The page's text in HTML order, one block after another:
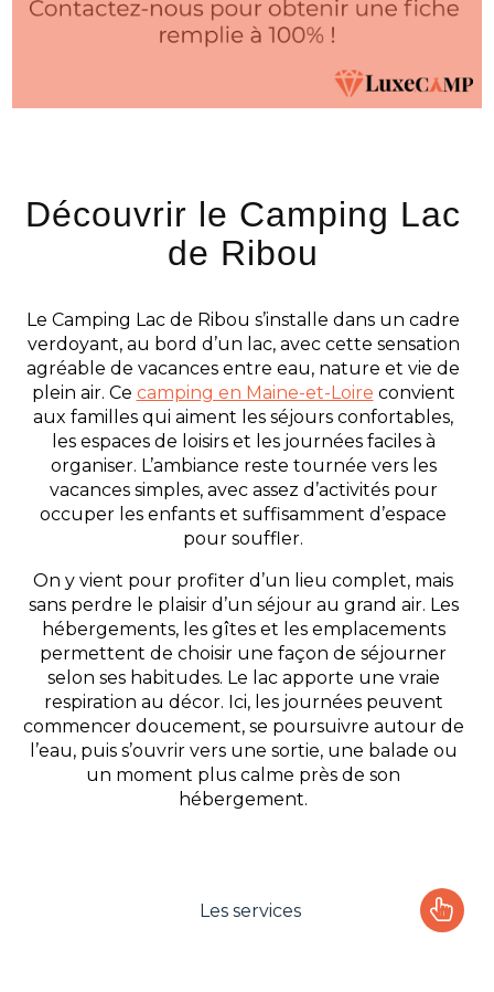
Découvrir le Camping Lac
de Ribou
Le Camping Lac de Ribou s’installe dans un cadre
verdoyant, au bord d’un lac, avec cette sensation
agréable de vacances entre eau, nature et vie de
plein air. Ce camping en Maine-et-Loire convient
aux familles qui aiment les séjours confortables,
les espaces de loisirs et les journées faciles à
organiser. L’ambiance reste tournée vers les
vacances simples, avec assez d’activités pour
occuper les enfants et suffisamment d’espace
pour souffler.
On y vient pour profiter d’un lieu complet, mais
sans perdre le plaisir d’un séjour au grand air. Les
hébergements, les gîtes et les emplacements
permettent de choisir une façon de séjourner
selon ses habitudes. Le lac apporte une vraie
respiration au décor. Ici, les journées peuvent
commencer doucement, se poursuivre autour de
l’eau, puis s’ouvrir vers une sortie, une balade ou
un moment plus calme près de son
hébergement.
Les services